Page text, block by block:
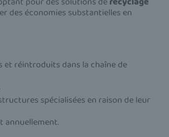
des économies substantielles en
réintroduits dans la chaîne de
spécialisées en raison de leur
annuellement.